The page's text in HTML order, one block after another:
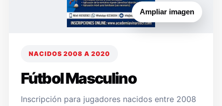
Ampliar imagen
NACIDOS 2008 A 2020
Fútbol Masculino
Inscripción para jugadores nacidos entre 2008